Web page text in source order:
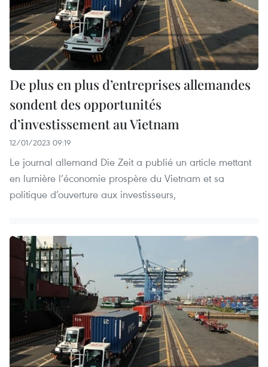
De plus en plus d’entreprises allemandes
sondent des opportunités
d’investissement au Vietnam
12/01/2023 09:19
Le journal allemand Die Zeit a publié un article mettant
en lumière l’économie prospère du Vietnam et sa
politique d’ouverture aux investisseurs,